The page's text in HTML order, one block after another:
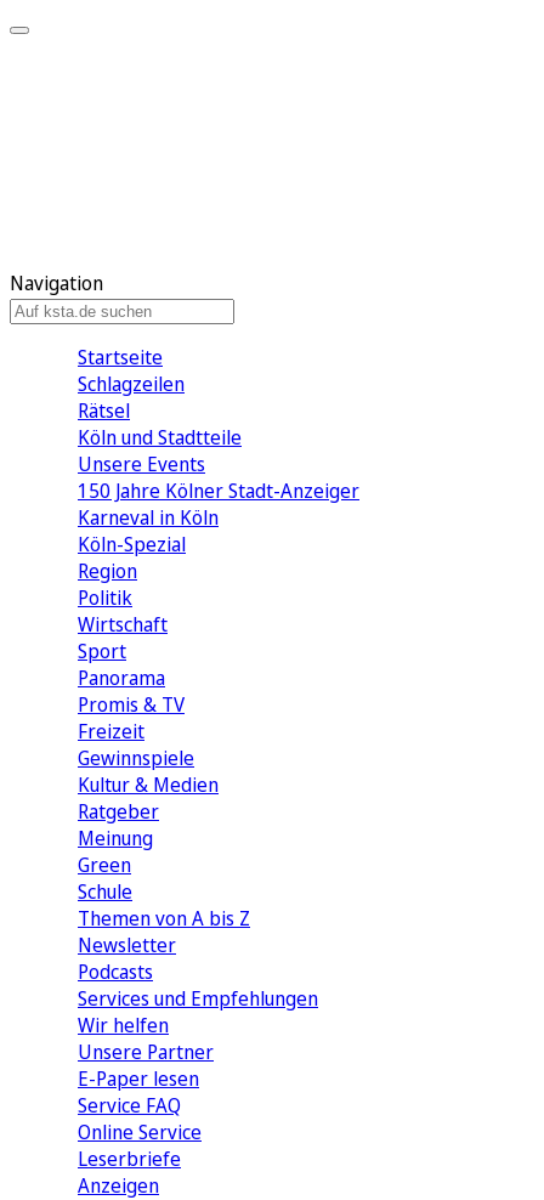
Navigation
Startseite
Schlagzeilen
Rätsel
Köln und Stadtteile
Unsere Events
150 Jahre Kölner Stadt-Anzeiger
Karneval in Köln
Köln-Spezial
Region
Politik
Wirtschaft
Sport
Panorama
Promis & TV
Freizeit
Gewinnspiele
Kultur & Medien
Ratgeber
Meinung
Green
Schule
Themen von A bis Z
Newsletter
Podcasts
Services und Empfehlungen
Wir helfen
Unsere Partner
E-Paper lesen
Service FAQ
Online Service
Leserbriefe
Anzeigen